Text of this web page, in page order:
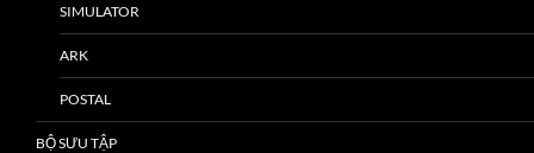
SIMULATOR
ARK
POSTAL
BỘ SƯU TẬP